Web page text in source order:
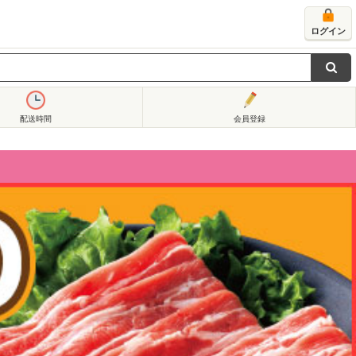
ログイン
配送時間 会員登録